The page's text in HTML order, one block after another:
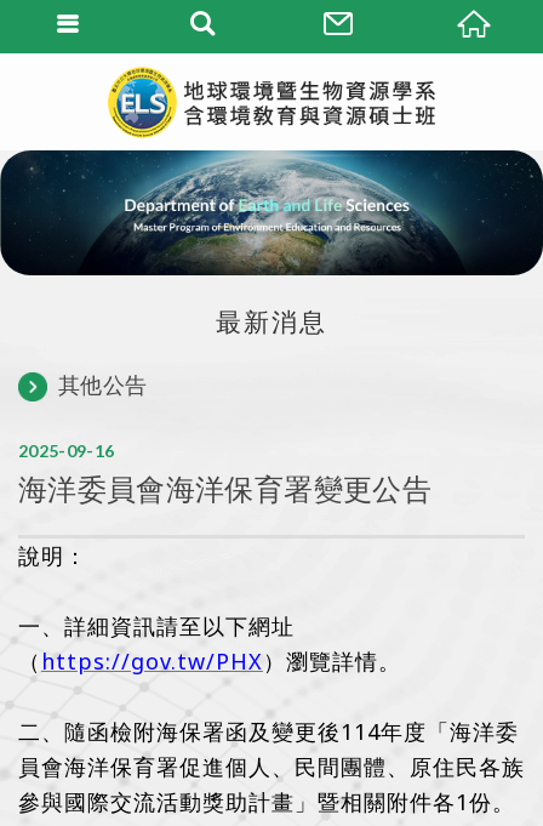
最新消息
其他公告
16
09
2025
海洋委員會海洋保育署變更公告
說明：
一、詳細資訊請至以下網址
（ https://gov.tw/PHX）瀏覽詳情。
二、隨函檢附海保署函及變更後114年度「海洋委
員會海洋保育署促進個人、民間團體、原住民各族
參與國際交流活動獎助計畫」暨相關附件各1份。